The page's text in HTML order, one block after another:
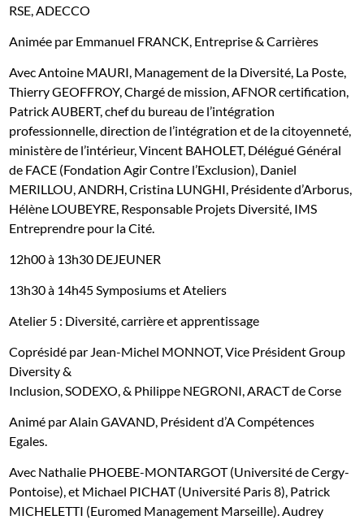
RSE, ADECCO
Animée par Emmanuel FRANCK, Entreprise & Carrières
Avec Antoine MAURI, Management de la Diversité, La Poste,
Thierry GEOFFROY, Chargé de mission, AFNOR certification,
Patrick AUBERT, chef du bureau de l’intégration
professionnelle, direction de l’intégration et de la citoyenneté,
ministère de l’intérieur, Vincent BAHOLET, Délégué Général
de FACE (Fondation Agir Contre l’Exclusion), Daniel
MERILLOU, ANDRH, Cristina LUNGHI, Présidente d’Arborus,
Hélène LOUBEYRE, Responsable Projets Diversité, IMS
Entreprendre pour la Cité.
12h00 à 13h30 DEJEUNER
13h30 à 14h45 Symposiums et Ateliers
Atelier 5 : Diversité, carrière et apprentissage
Coprésidé par Jean-Michel MONNOT, Vice Président Group
Diversity &
Inclusion, SODEXO, & Philippe NEGRONI, ARACT de Corse
Animé par Alain GAVAND, Président d’A Compétences
Egales.
Avec Nathalie PHOEBE-MONTARGOT (Université de Cergy-
Pontoise), et Michael PICHAT (Université Paris 8), Patrick
MICHELETTI (Euromed Management Marseille). Audrey